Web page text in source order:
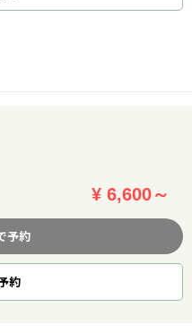
¥ 6,600～
予約
約